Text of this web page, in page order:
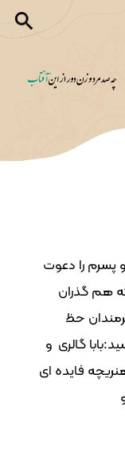
را دعوت
هم گذران
حظ
گالری و
فایده ای